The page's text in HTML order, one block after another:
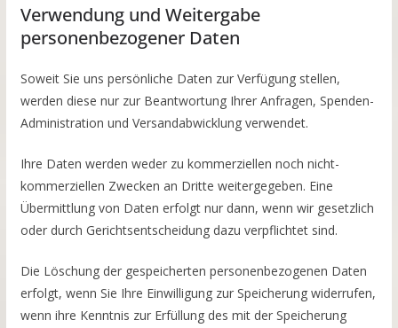
Verwendung und Weitergabe
personenbezogener Daten
Soweit Sie uns persönliche Daten zur Verfügung stellen,
werden diese nur zur Beantwortung Ihrer Anfragen, Spenden-
Administration und Versandabwicklung verwendet.
Ihre Daten werden weder zu kommerziellen noch nicht-
kommerziellen Zwecken an Dritte weitergegeben. Eine
Übermittlung von Daten erfolgt nur dann, wenn wir gesetzlich
oder durch Gerichtsentscheidung dazu verpflichtet sind.
Die Löschung der gespeicherten personenbezogenen Daten
erfolgt, wenn Sie Ihre Einwilligung zur Speicherung widerrufen,
wenn ihre Kenntnis zur Erfüllung des mit der Speicherung